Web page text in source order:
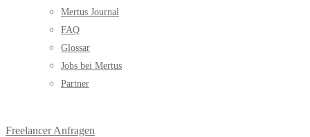
Mertus Journal
FAQ
Glossar
Jobs bei Mertus
Partner
Freelancer Anfragen